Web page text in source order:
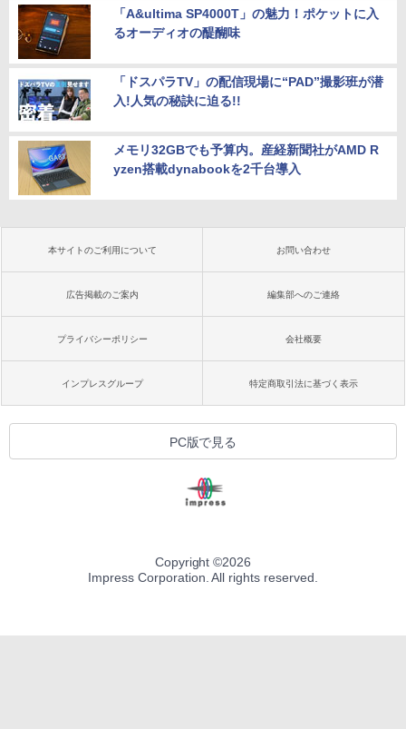
「A&ultima SP4000T」の魅力！ポケットに入
るオーディオの醍醐味
「ドスパラTV」の配信現場に“PAD”撮影班が潜
入!人気の秘訣に迫る!!
メモリ32GBでも予算内。産経新聞社がAMD R
yzen搭載dynabookを2千台導入
本サイトのご利用について お問い合わせ
広告掲載のご案内 編集部へのご連絡
プライバシーポリシー 会社概要
インプレスグループ 特定商取引法に基づく表示
PC版で見る
Copyright ©2026
Impress Corporation. All rights reserved.